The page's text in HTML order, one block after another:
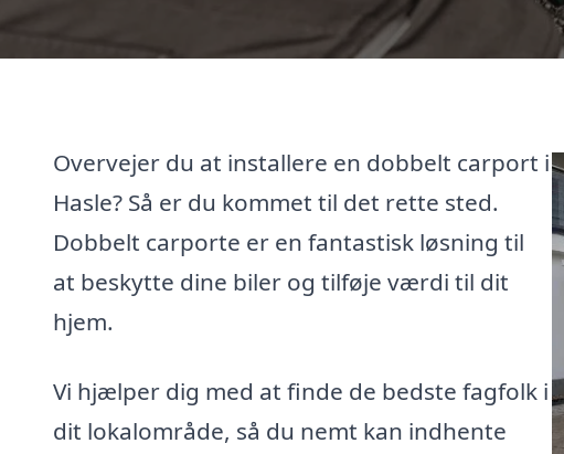
Overvejer du at installere en dobbelt carport i
Hasle? Så er du kommet til det rette sted.
Dobbelt carporte er en fantastisk løsning til
at beskytte dine biler og tilføje værdi til dit
hjem.
Vi hjælper dig med at finde de bedste fagfolk i
dit lokalområde, så du nemt kan indhente